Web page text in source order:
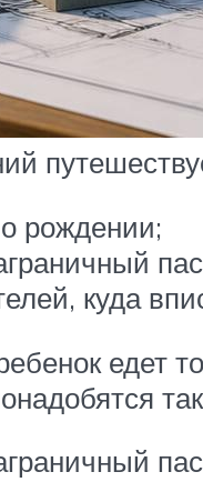
рождении;
куда
едет